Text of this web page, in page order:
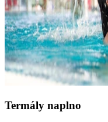
Termály naplno